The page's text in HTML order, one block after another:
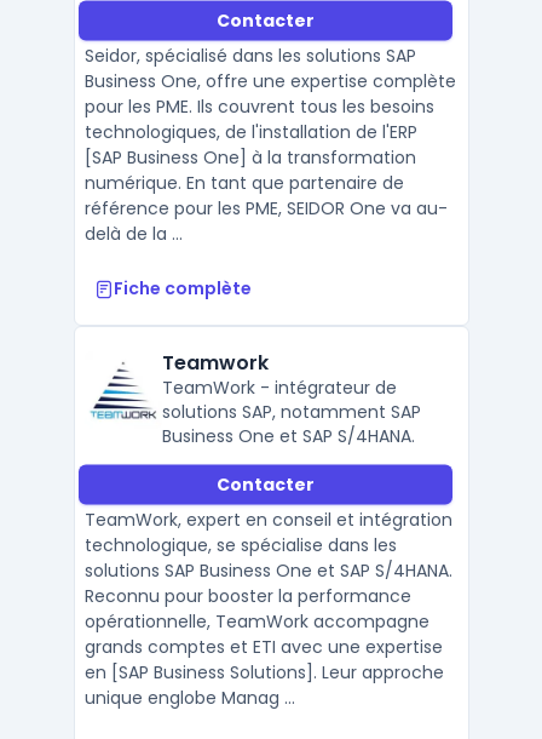
Contacter
Seidor, spécialisé dans les solutions SAP
Business One, offre une expertise complète
pour les PME. Ils couvrent tous les besoins
technologiques, de l'installation de l'ERP
[SAP Business One] à la transformation
numérique. En tant que partenaire de
référence pour les PME, SEIDOR One va au-
delà de la ...
Fiche complète
Teamwork
TeamWork - intégrateur de
solutions SAP, notamment SAP
Business One et SAP S/4HANA.
Contacter
TeamWork, expert en conseil et intégration
technologique, se spécialise dans les
solutions SAP Business One et SAP S/4HANA.
Reconnu pour booster la performance
opérationnelle, TeamWork accompagne
grands comptes et ETI avec une expertise
en [SAP Business Solutions]. Leur approche
unique englobe Manag ...